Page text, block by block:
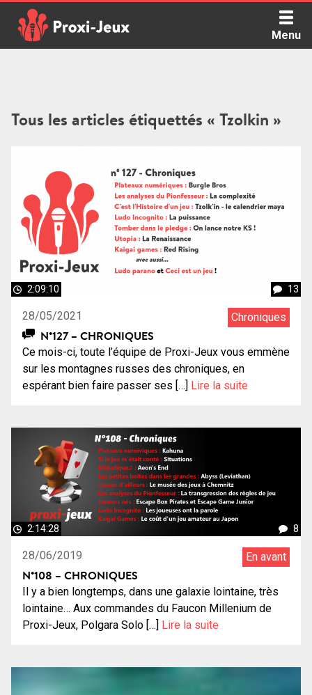
content
Menu
Tous les articles étiquettés « Tzolkin »
2:09:10 13
28/05/2021 Chroniques
N°127 – CHRONIQUES
Ce mois-ci, toute l’équipe de Proxi-Jeux vous emmène
sur les montagnes russes des chroniques, en
espérant bien faire passer ses […] Lire la suite
2:14:28 8
28/06/2019 En avant
N°108 – CHRONIQUES
Il y a bien longtemps, dans une galaxie lointaine, très
lointaine… Aux commandes du Faucon Millenium de
Proxi-Jeux, Polgara Solo […] Lire la suite